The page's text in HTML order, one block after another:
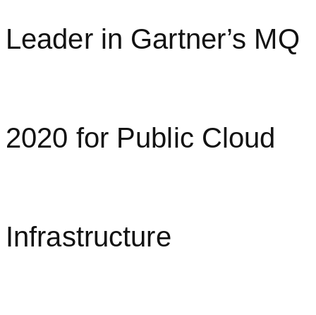
Leader in Gartner’s MQ
2020 for Public Cloud
Infrastructure